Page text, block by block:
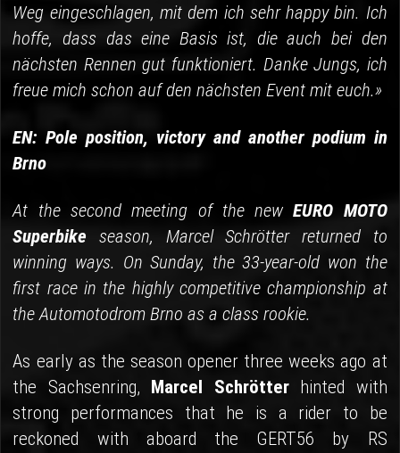
Weg eingeschlagen, mit dem ich sehr happy bin. Ich
hoffe, dass das eine Basis ist, die auch bei den
nächsten Rennen gut funktioniert. Danke Jungs, ich
freue mich schon auf den nächsten Event mit euch.»
EN: Pole position, victory and another podium in
Brno
At the second meeting of the newEURO MOTO
Superbike season, Marcel Schrötter returned to
winning ways. On Sunday, the 33-year-old won the
first race in the highly competitive championship at
the Automotodrom Brno as a class rookie.
As early as the season opener three weeks ago at
the Sachsenring, Marcel Schrötterhinted with
strong performances that he is a rider to be
reckoned with aboard the GERT56 by RS